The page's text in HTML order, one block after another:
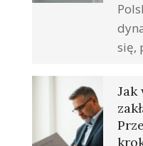
się,
Jak